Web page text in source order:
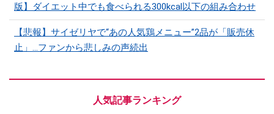
版】ダイエット中でも食べられる300kcal以下の組み合わせ
【悲報】サイゼリヤで“あの人気鶏メニュー”2品が「販売休
止」…ファンから悲しみの声続出